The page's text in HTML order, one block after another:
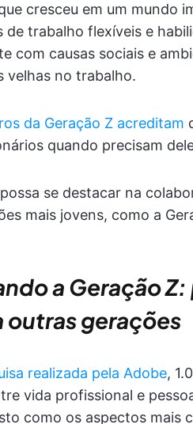
cresceu em um mundo
de trabalho flexíveis e
com causas sociais e
velhas no trabalho.
da Geração Z acreditam
quando precisam
se destacar na
mais jovens, como a
a Geração
outras gerações
realizada pela Adobe,
vida profissional e
como os aspectos mais